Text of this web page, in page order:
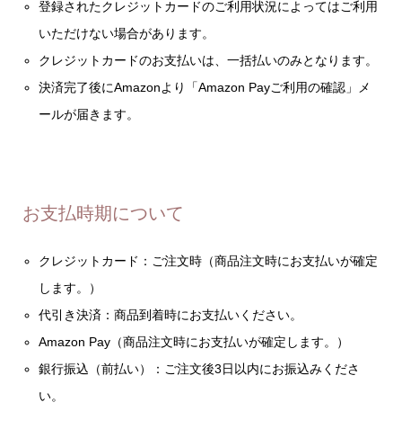
登録されたクレジットカードのご利用状況によってはご利用
いただけない場合があります。
クレジットカードのお支払いは、一括払いのみとなります。
決済完了後にAmazonより「Amazon Payご利用の確認」メ
ールが届きます。
お支払時期について
クレジットカード：ご注文時（商品注文時にお支払いが確定
します。）
代引き決済：商品到着時にお支払いください。
Amazon Pay（商品注文時にお支払いが確定します。）
銀行振込（前払い）：ご注文後3日以内にお振込みくださ
い。